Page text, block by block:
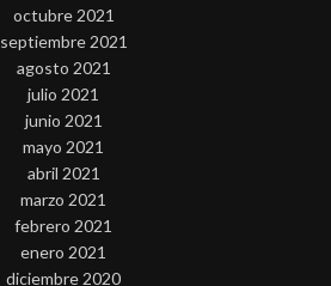
octubre 2021
septiembre 2021
agosto 2021
julio 2021
junio 2021
mayo 2021
abril 2021
marzo 2021
febrero 2021
enero 2021
diciembre 2020